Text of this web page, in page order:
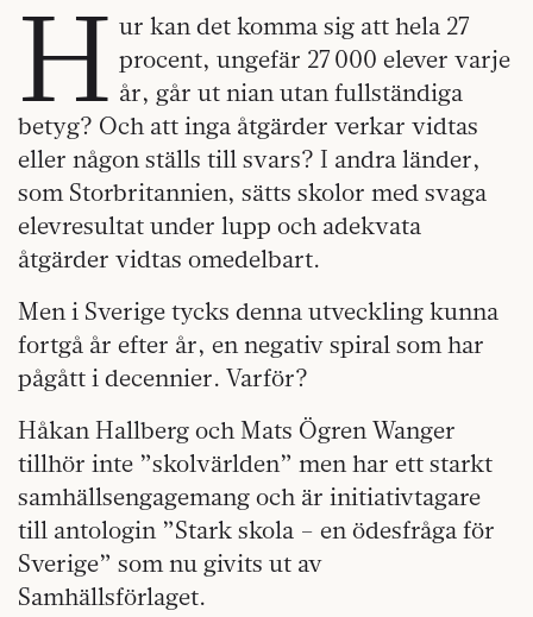
H ur kan det komma sig att hela 27
procent, ungefär 27 000 elever varje
år, går ut nian utan fullständiga
betyg? Och att inga åtgärder verkar vidtas
eller någon ställs till svars? I andra länder,
som Storbritannien, sätts skolor med svaga
elevresultat under lupp och adekvata
åtgärder vidtas omedelbart.
Men i Sverige tycks denna utveckling kunna
fortgå år efter år, en negativ spiral som har
pågått i decennier. Varför?
Håkan Hallberg och Mats Ögren Wanger
tillhör inte ”skolvärlden” men har ett starkt
samhällsengagemang och är initiativtagare
till antologin ”Stark skola – en ödesfråga för
Sverige” som nu givits ut av
Samhällsförlaget.